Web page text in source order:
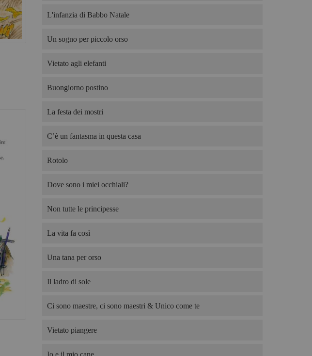
L'infanzia di Babbo Natale
Un sogno per piccolo orso
Vietato agli elefanti
Buongiorno postino
La festa dei mostri
C’è un fantasma in questa casa
Rotolo
Dove sono i miei occhiali?
Non tutte le principesse
La vita fa così
Una tana per orso
Il ladro di sole
Ci sono maestre, ci sono maestri & Unico come te
Vietato piangere
Io e il mio cane